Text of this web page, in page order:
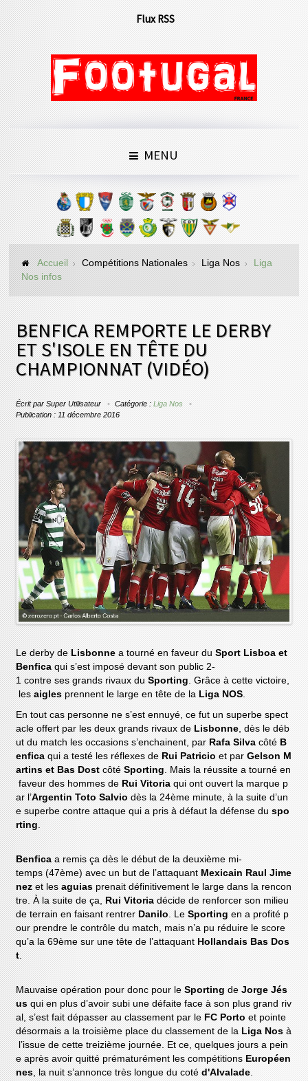
Flux RSS
MENU
Accueil Compétitions Nationales Liga Nos
Liga
Nos infos
BENFICA REMPORTE LE DERBY
ET S'ISOLE EN TÊTE DU
CHAMPIONNAT (VIDÉO)
Écrit parSuper Utilisateur Catégorie :Liga Nos
Publication : 11 décembre 2016
Le derby de Lisbonne a tourné en faveur duSport Lisboa et
Benficaqui s’est imposé devant son public 2-
1 contre ses grands rivaux duSporting. Grâce à cette victoire,
lesaigles prennent le large en tête de la Liga NOS.
En tout cas personne ne s’est ennuyé, ce fut un superbe spect
acle offert par les deux grands rivaux de Lisbonne, dès le déb
ut du match les occasions s’enchainent, par Rafa Silvacôté B
enficaqui a testé les réflexes de Rui Patricioet parGelson M
artins et Bas DostcôtéSporting. Mais la réussite a tourné en
faveur des hommes de Rui Vitoria qui ont ouvert la marque p
ar l’Argentin Toto Salvio dès la 24ème minute, à la suite d’un
e superbe contre attaque qui a pris à défaut la défense duspo
rting.
Benficaa remis ça dès le début de la deuxième mi-
temps (47ème) avec un but de l’attaquant Mexicain Raul Jime
nezet lesaguias prenait définitivement le large dans la rencon
tre. À la suite de ça, Rui Vitoria décide de renforcer son milieu
de terrain en faisant rentrer Danilo. LeSporting en a profité p
our prendre le contrôle du match, mais n’a pu réduire le score
qu’a la 69ème sur une tête de l’attaquant Hollandais Bas Dos
t.
Mauvaise opération pour donc pour leSporting deJorge Jés
usqui en plus d’avoir subi une défaite face à son plus grand riv
al, s’est fait dépasser au classement par le FC Porto et pointe
désormais a la troisième place du classement de la Liga Nos à
l’issue de cette treizième journée. Et ce, quelques jours a pein
e après avoir quitté prématurément les compétitions Européen
nes, la nuit s’annonce très longue du cotéd'Alvalade.